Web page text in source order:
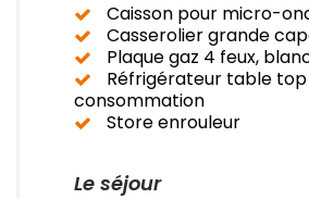
Caisson pour micro-
Casserolier grande
Plaque gaz 4 feux,
Réfrigérateur table top
consommation
Store enrouleur
Le séjour